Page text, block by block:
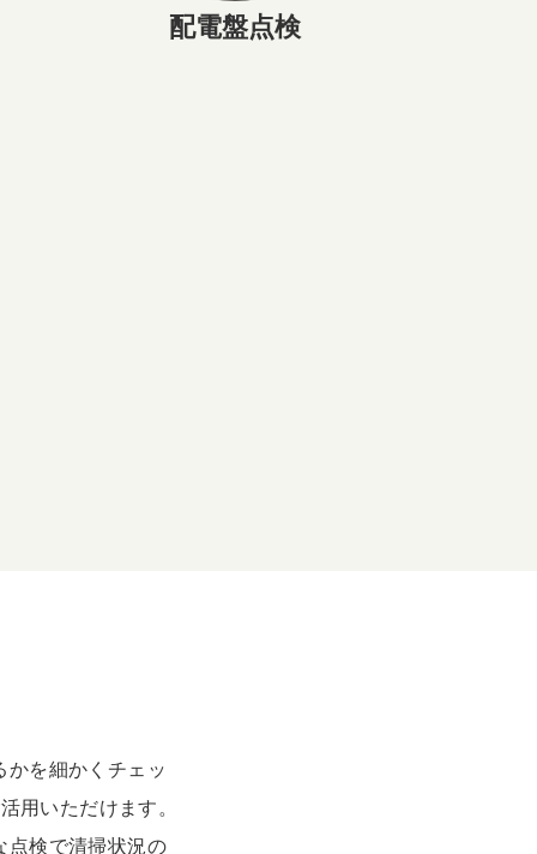
配電盤点検
かを細かくチェッ
用いただけます。
点検で清掃状況の